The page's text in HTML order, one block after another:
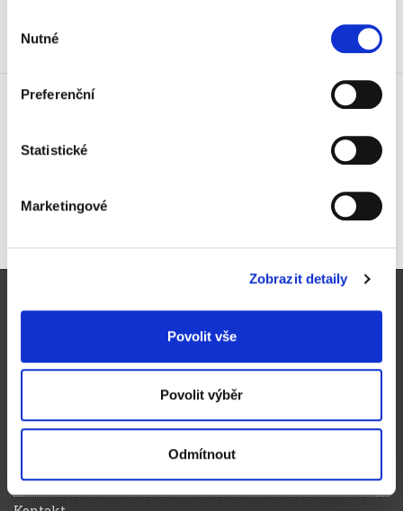
souhlasu
Nutné
Preferenční
Statistické
Marketingové
Zobrazit detaily
Povolit vše
Povolit výběr
Odmítnout
Hmota čisticí Logo Cyber Clean
na těžce přístupná místa, 145 g
Způsoby doručení a platby
Výhody registrace
Magazín zelená kancelář